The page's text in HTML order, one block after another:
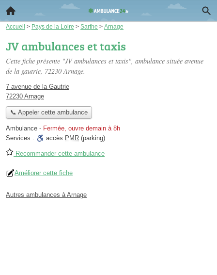
Accueil > Pays de la Loire > Sarthe > Arnage
JV ambulances et taxis
Cette fiche présente "JV ambulances et taxis", ambulance située avenue
de la gautrie, 72230 Arnage.
7 avenue de la Gautrie
72230 Arnage
📞 Appeler cette ambulance
Ambulance - Fermée, ouvre demain à 8h
Services :
accès PMR (parking)
Recommander cette ambulance
Améliorer cette fiche
Autres ambulances à Arnage